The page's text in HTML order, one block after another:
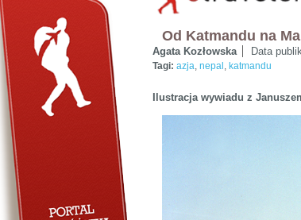
Od Katmandu na
Agata Kozłowska Data
Tagi: azja, nepal , katmandu
Ilustracja wywiadu z